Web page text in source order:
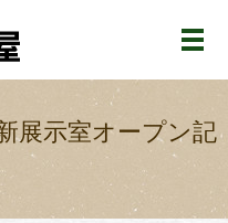
メ
展示室オープン記